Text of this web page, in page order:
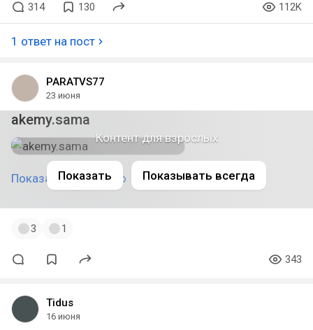
314 130 112K
1 ответ на пост
PARATVS77
23 июня
akemy.sama
Показать полностью
Контент для взрослых
Показать Показывать всегда
3 1
343
Tidus
16 июня